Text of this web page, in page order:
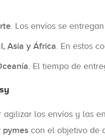
. Los envíos se
Asia y África. En estos
. El tiempo de
agilizar los envíos y las
pymes con el objetivo de